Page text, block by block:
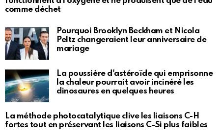
comme déchet
Pourquoi Brooklyn Beckham et Nicola
Peltz changeraient leur anniversaire de
mariage
La poussière d'astéroïde qui emprisonne
la chaleur pourrait avoir incinéré les
dinosaures en quelques heures
La méthode photocatalytique clive les liaisons C-H
fortes tout en préservant les liaisons C-Si plus faibles